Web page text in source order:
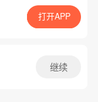
App免费看
打开APP
继续